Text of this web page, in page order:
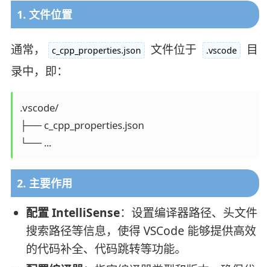
1. 文件位置
通常， c_cpp_properties.json 文件位于 .vscode
目
录中，即：
.vscode/
├── c_cpp_properties.json
└── ...
2. 主要作用
配置 IntelliSense：设置编译器路径、头文件
搜索路径等信息，使得 VSCode 能够提供高效
的代码补全、代码跳转等功能。